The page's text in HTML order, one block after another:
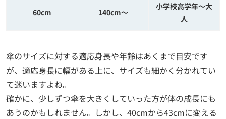
60cm 140cm～
小学校高学年～大
人
傘のサイズに対する適応身長や年齢はあくまで目安です
が、適応身長に幅がある上に、サイズも細かく分かれてい
て迷いますよね。
確かに、少しずつ傘を大きくしていった方が体の成長にも
あうのかもしれません。しかし、40cmから43cmに変える